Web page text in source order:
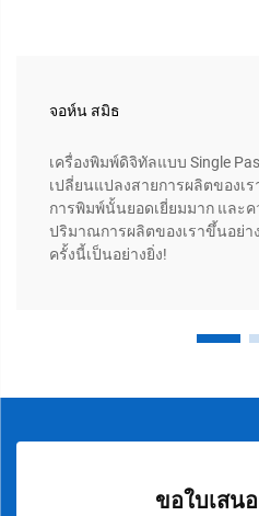
จอห์น สมิธ
เครื่องพิมพ์ดิจิทัลแบบ Single
เปลี่ยนแปลงสายการผลิตของเ
การพิมพ์นั้นยอดเยี่ยมมาก และค
ปริมาณการผลิตของเราขึ้นอย่า
ครั้งนี้เป็นอย่างยิ่ง!
ขอใบเสน